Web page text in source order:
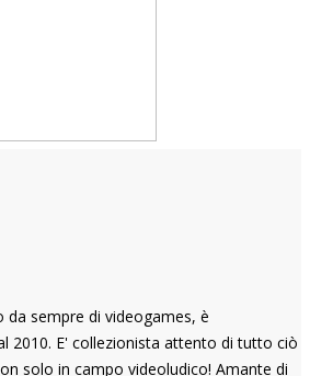
da sempre di videogames, è
2010. E' collezionista attento di tutto ciò
solo in campo videoludico! Amante di